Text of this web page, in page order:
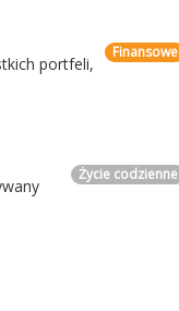
Finansowe
portfeli,
Życie codzienne